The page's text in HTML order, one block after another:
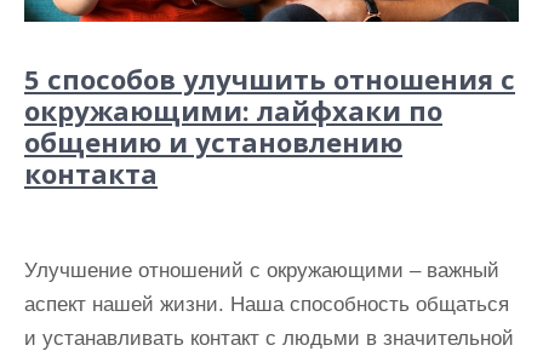
5 способов улучшить отношения с
окружающими: лайфхаки по
общению и установлению
контакта
Улучшение отношений с окружающими – важный
аспект нашей жизни. Наша способность общаться
и устанавливать контакт с людьми в значительной